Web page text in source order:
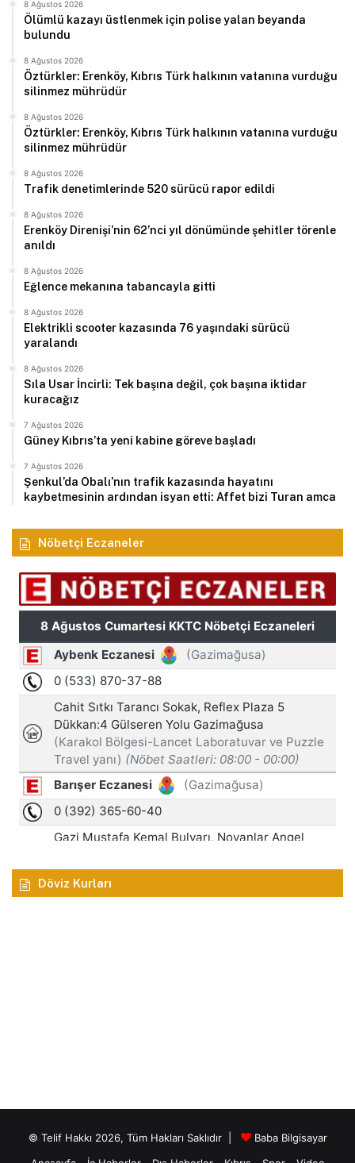
8 Ağustos 2026
Ölümlü kazayı üstlenmek için polise yalan beyanda
bulundu
8 Ağustos 2026
Öztürkler: Erenköy, Kıbrıs Türk halkının vatanına vurduğu
silinmez mührüdür
8 Ağustos 2026
Öztürkler: Erenköy, Kıbrıs Türk halkının vatanına vurduğu
silinmez mührüdür
8 Ağustos 2026
Trafik denetimlerinde 520 sürücü rapor edildi
8 Ağustos 2026
Erenköy Direnişi’nin 62’nci yıl dönümünde şehitler törenle
anıldı
8 Ağustos 2026
Eğlence mekanına tabancayla gitti
8 Ağustos 2026
Elektrikli scooter kazasında 76 yaşındaki sürücü
yaralandı
8 Ağustos 2026
Sıla Usar İncirli: Tek başına değil, çok başına iktidar
kuracağız
7 Ağustos 2026
Güney Kıbrıs’ta yeni kabine göreve başladı
7 Ağustos 2026
Şenkul’da Obalı’nın trafik kazasında hayatını
kaybetmesinin ardından isyan etti: Affet bizi Turan amca
Nöbetçi Eczaneler
Döviz Kurları
© Telif Hakkı 2026, Tüm Hakları Saklıdır |
Baba Bilgisayar